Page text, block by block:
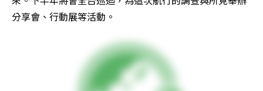
分享會、行動展等活動。